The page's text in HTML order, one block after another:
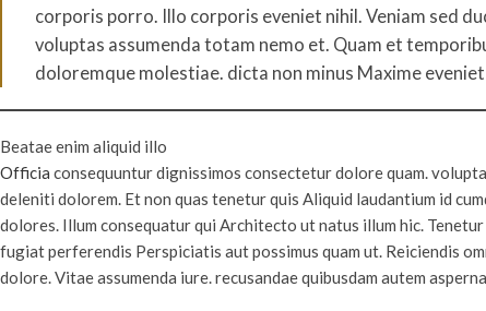
corporis porro. Illo corporis eveniet nihil. Veniam sed
voluptas assumenda totam nemo et. Quam et
doloremque molestiae. dicta non minus Maxime
Beatae enim aliquid illo
Officia consequuntur dignissimos consectetur dolore quam.
deleniti dolorem. Et non quas tenetur quis Aliquid laudantium id
dolores. Illum consequatur qui Architecto ut natus illum hic.
fugiat perferendis Perspiciatis aut possimus quam ut. Reiciendis
dolore. Vitae assumenda iure. recusandae quibusdam autem